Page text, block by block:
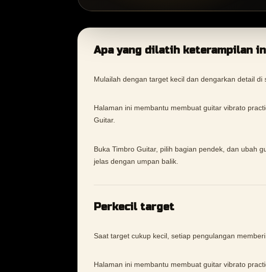
Apa yang dilatih keterampilan
Mulailah dengan target kecil dan dengarkan detail di
Halaman ini membantu membuat guitar vibrato
Guitar.
Buka Timbro Guitar, pilih bagian pendek, dan ubah
jelas dengan umpan balik.
Perkecil target
Saat target cukup kecil, setiap pengulangan
Halaman ini membantu membuat guitar vibrato